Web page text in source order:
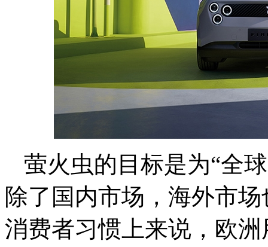
萤火虫的目标是为“全
除了国内市场，海外市
消费者习惯上来说，欧